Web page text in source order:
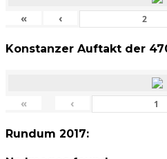
« ‹
Konstanzer Auftakt der
« ‹
Rundum 2017: